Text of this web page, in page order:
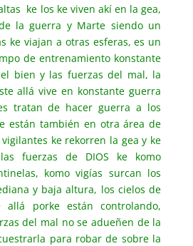
ke los ke viven akí en la gea,
la guerra y Marte siendo un
ke viajan a otras esferas, es un
de entrenamiento konstante
bien y las fuerzas del mal, la
allá vive en konstante guerra
tratan de hacer guerra a los
están también en otra área de
ke rekorren la gea y ke
fuerzas de DIOS ke komo
komo vigías surcan los
y baja altura, los cielos de
porke están controlando,
del mal no se adueñen de la
para robar de sobre la